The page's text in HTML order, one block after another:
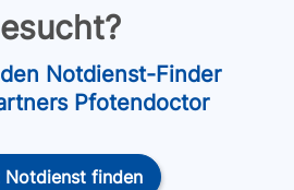
Notdienst-Finder
Pfotendoctor
finden